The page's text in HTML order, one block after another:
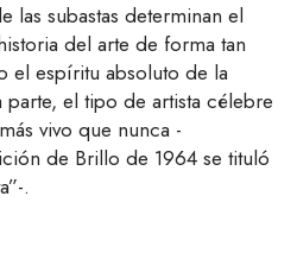
las subastas determinan el
del arte de forma tan
espíritu absoluto de la
el tipo de artista célebre
vivo que nunca -
de Brillo de 1964 se tituló
.